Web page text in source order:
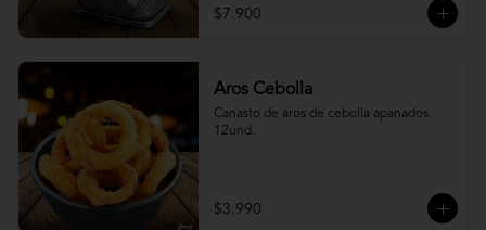
$7.900
Aros Cebolla
Canasto de aros de cebolla apanados.
12und.
$3.990